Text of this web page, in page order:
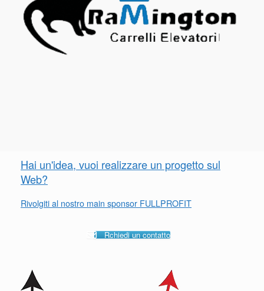
Hai un'idea, vuoi realizzare un progetto sul
Web?
Rivolgiti al nostro main sponsor FULLPROFIT
Rchiedi un contatto